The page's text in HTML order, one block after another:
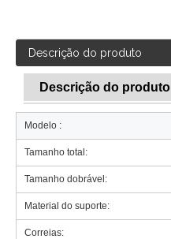
Descrição do produto
Descrição do produto
Modelo :
Tamanho total:
Tamanho dobrável:
Material do suporte:
Correias: